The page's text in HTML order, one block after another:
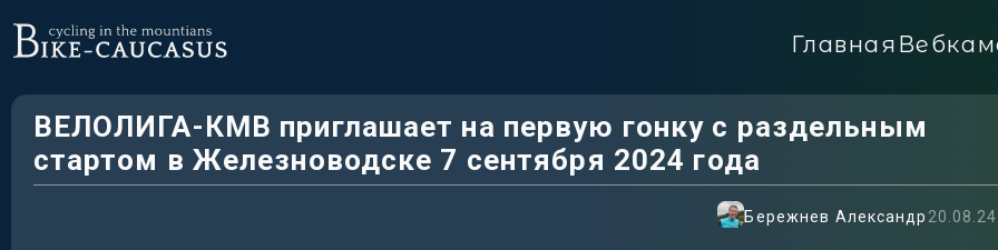
Главная
ВЕЛОЛИГА-КМВ приглашает на первую гонку с раздельным
стартом в Железноводске 7 сентября 2024 года
Бережнев Александр